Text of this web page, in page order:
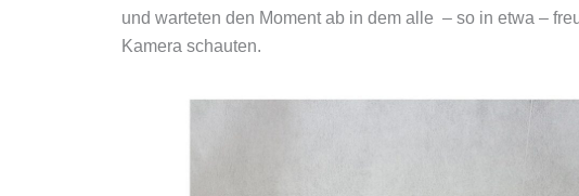
und warteten den Moment ab in dem alle – so in etwa –
Kamera schauten.